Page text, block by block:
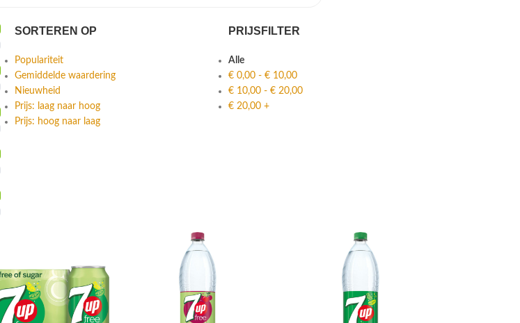
SORTEREN OP
Populariteit
Gemiddelde waardering
Nieuwheid
Prijs: laag naar hoog
Prijs: hoog naar laag
PRIJSFILTER
Alle
€0,00- €10,00
€10,00- €20,00
€20,00+